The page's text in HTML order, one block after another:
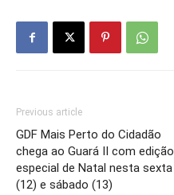
Previous article
GDF Mais Perto do Cidadão
chega ao Guará II com edição
especial de Natal nesta sexta
(12) e sábado (13)